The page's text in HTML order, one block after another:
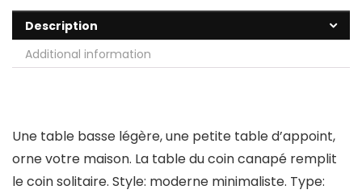
Description
Additional information
Une table basse légère, une petite table d’appoint,
orne votre maison. La table du coin canapé remplit
le coin solitaire. Style: moderne minimaliste. Type: